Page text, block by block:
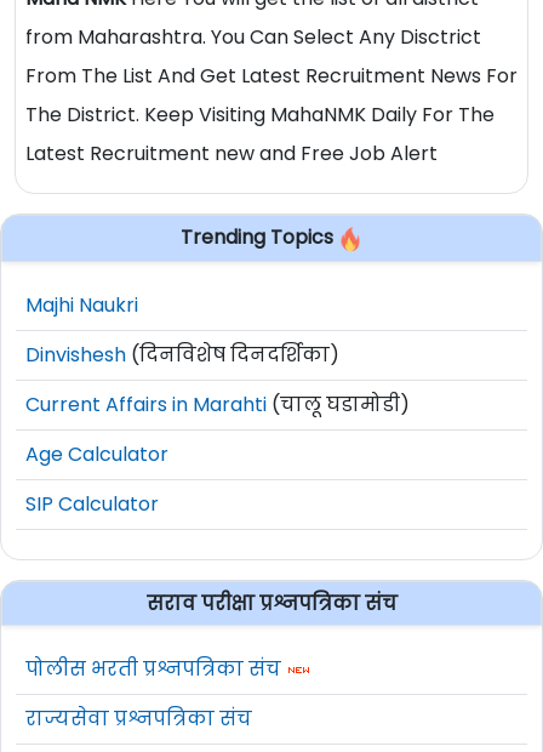
from Maharashtra. You Can Select Any Disctrict
From The List And Get Latest Recruitment News For
The District. Keep Visiting MahaNMK Daily For The
Latest Recruitment new and Free Job Alert
Trending Topics
Majhi Naukri
Dinvishesh (दिनविशेष दिनदर्शिका)
Current Affairs in Marahti (चालू घडामोडी)
Age Calculator
SIP Calculator
सराव परीक्षा प्रश्नपत्रिका संच
पोलीस भरती प्रश्नपत्रिका संच
राज्यसेवा प्रश्नपत्रिका संच